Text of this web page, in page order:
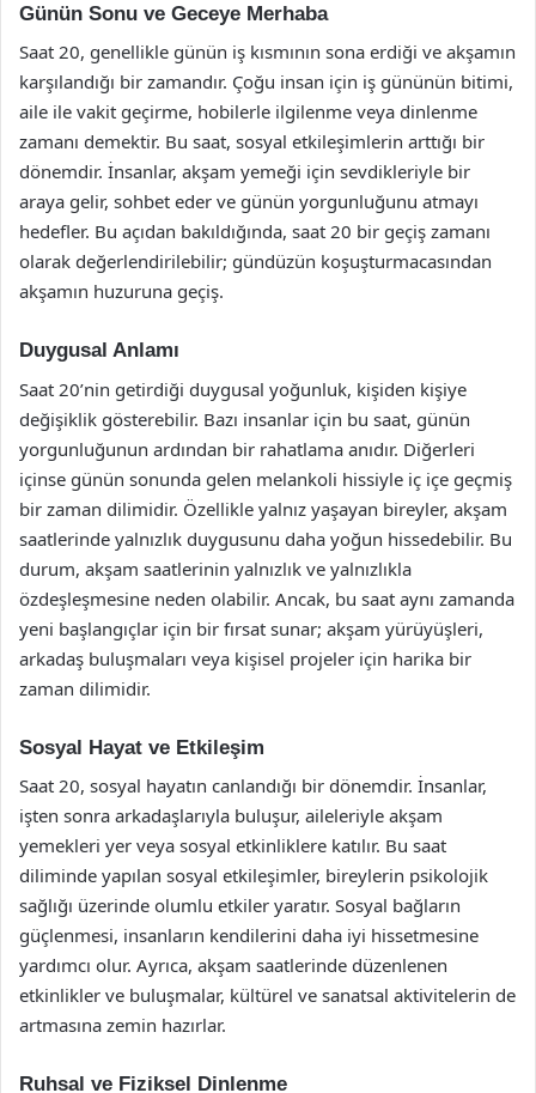
Günün Sonu ve Geceye Merhaba
Saat 20, genellikle günün iş kısmının sona erdiği ve akşamın
karşılandığı bir zamandır. Çoğu insan için iş gününün bitimi,
aile ile vakit geçirme, hobilerle ilgilenme veya dinlenme
zamanı demektir. Bu saat, sosyal etkileşimlerin arttığı bir
dönemdir. İnsanlar, akşam yemeği için sevdikleriyle bir
araya gelir, sohbet eder ve günün yorgunluğunu atmayı
hedefler. Bu açıdan bakıldığında, saat 20 bir geçiş zamanı
olarak değerlendirilebilir; gündüzün koşuşturmacasından
akşamın huzuruna geçiş.
Duygusal Anlamı
Saat 20’nin getirdiği duygusal yoğunluk, kişiden kişiye
değişiklik gösterebilir. Bazı insanlar için bu saat, günün
yorgunluğunun ardından bir rahatlama anıdır. Diğerleri
içinse günün sonunda gelen melankoli hissiyle iç içe geçmiş
bir zaman dilimidir. Özellikle yalnız yaşayan bireyler, akşam
saatlerinde yalnızlık duygusunu daha yoğun hissedebilir. Bu
durum, akşam saatlerinin yalnızlık ve yalnızlıkla
özdeşleşmesine neden olabilir. Ancak, bu saat aynı zamanda
yeni başlangıçlar için bir fırsat sunar; akşam yürüyüşleri,
arkadaş buluşmaları veya kişisel projeler için harika bir
zaman dilimidir.
Sosyal Hayat ve Etkileşim
Saat 20, sosyal hayatın canlandığı bir dönemdir. İnsanlar,
işten sonra arkadaşlarıyla buluşur, aileleriyle akşam
yemekleri yer veya sosyal etkinliklere katılır. Bu saat
diliminde yapılan sosyal etkileşimler, bireylerin psikolojik
sağlığı üzerinde olumlu etkiler yaratır. Sosyal bağların
güçlenmesi, insanların kendilerini daha iyi hissetmesine
yardımcı olur. Ayrıca, akşam saatlerinde düzenlenen
etkinlikler ve buluşmalar, kültürel ve sanatsal aktivitelerin de
artmasına zemin hazırlar.
Ruhsal ve Fiziksel Dinlenme